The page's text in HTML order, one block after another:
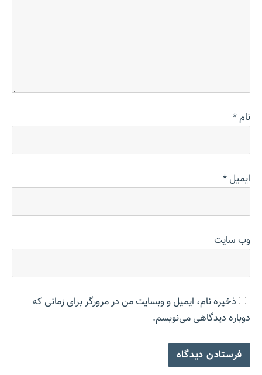
نام*
ایمیل*
وب‌ سایت
ذخیره نام، ایمیل و وبسایت من در مرورگر برای زمانی که
دوباره دیدگاهی می‌نویسم.